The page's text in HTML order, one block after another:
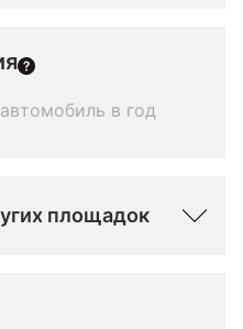
в год
площадок